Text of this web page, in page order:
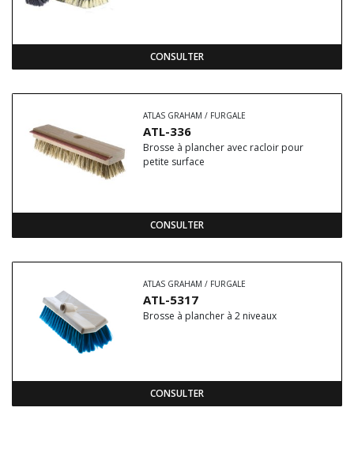
CONSULTER
ATLAS GRAHAM / FURGALE
ATL-336
Brosse à plancher avec racloir pour
petite surface
CONSULTER
ATLAS GRAHAM / FURGALE
ATL-5317
Brosse à plancher à 2 niveaux
CONSULTER